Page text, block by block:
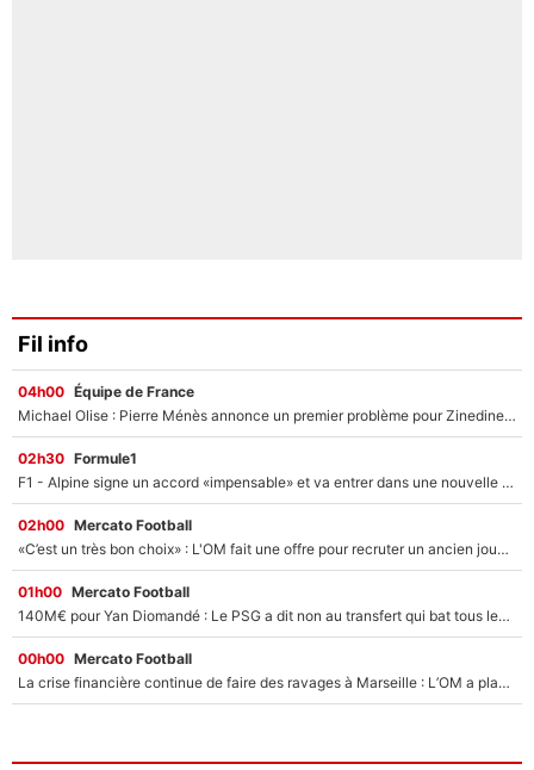
Fil info
04h00 Équipe de France
Michael Olise : Pierre Ménès annonce un premier problème pour Zinedine Zidane en équipe de France
02h30 Formule1
F1 - Alpine signe un accord «impensable» et va entrer dans une nouvelle dimension : Grande nouvelle pour Pierre Gasly !
02h00 Mercato Football
«C’est un très bon choix» : L'OM fait une offre pour recruter un ancien joueur du PSG... et c'est validé dans l'After Foot !
01h00 Mercato Football
140M€ pour Yan Diomandé : Le PSG a dit non au transfert qui bat tous les records sur le mercato
00h00 Mercato Football
La crise financière continue de faire des ravages à Marseille : L’OM a placé 12 joueurs sur le marché des transferts… et ça pourrait lui rapporter près de 100M€ !